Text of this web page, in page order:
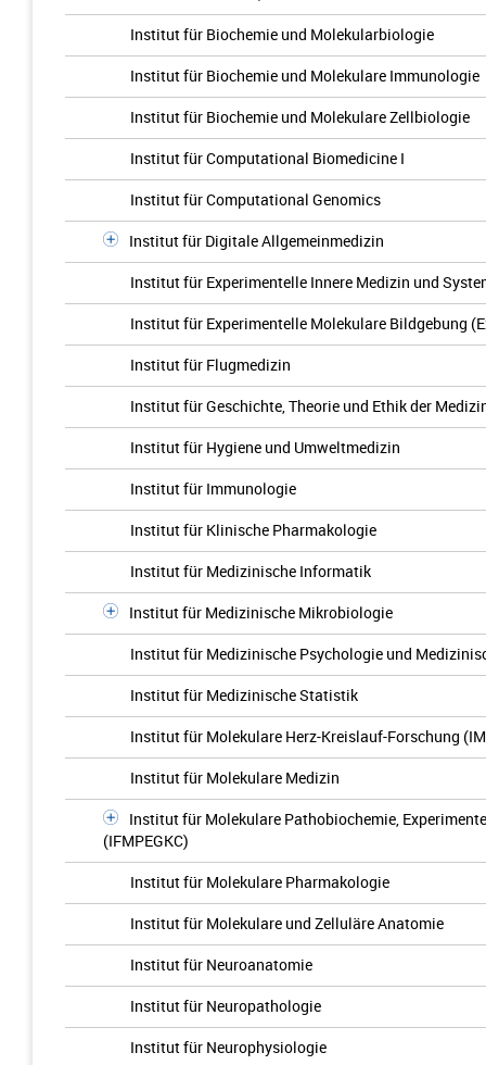
Institut für Biochemie und Molekularbiologie
Institut für Biochemie und Molekulare Immunologie
Institut für Biochemie und Molekulare Zellbiologie
Institut für Computational Biomedicine I
Institut für Computational Genomics
Institut für Digitale Allgemeinmedizin
Institut für Experimentelle Innere Medizin und
Institut für Experimentelle Molekulare Bildgebung
Institut für Flugmedizin
Institut für Geschichte, Theorie und Ethik der
Institut für Hygiene und Umweltmedizin
Institut für Immunologie
Institut für Klinische Pharmakologie
Institut für Medizinische Informatik
Institut für Medizinische Mikrobiologie
Institut für Medizinische Psychologie und
Institut für Medizinische Statistik
Institut für Molekulare Herz-Kreislauf-Forschung
Institut für Molekulare Medizin
Institut für Molekulare Pathobiochemie,
(IFMPEGKC)
Institut für Molekulare Pharmakologie
Institut für Molekulare und Zelluläre Anatomie
Institut für Neuroanatomie
Institut für Neuropathologie
Institut für Neurophysiologie